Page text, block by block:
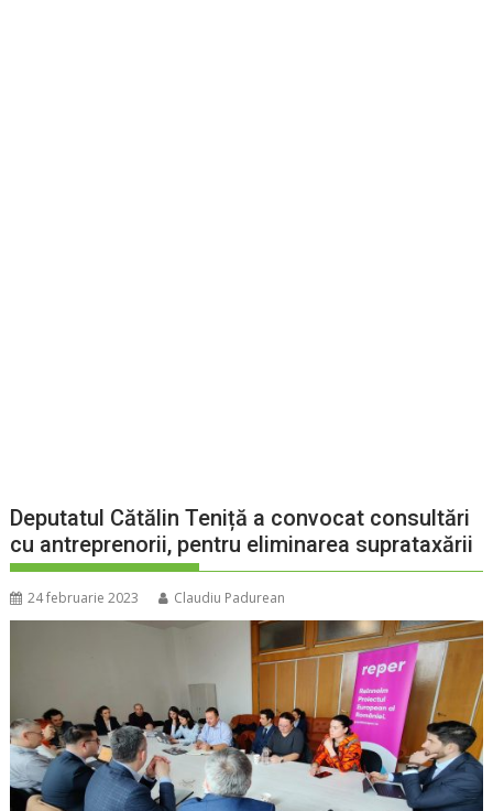
Deputatul Cătălin Teniță a convocat consultări
cu antreprenorii, pentru eliminarea suprataxării
24 februarie 2023 Claudiu Padurean